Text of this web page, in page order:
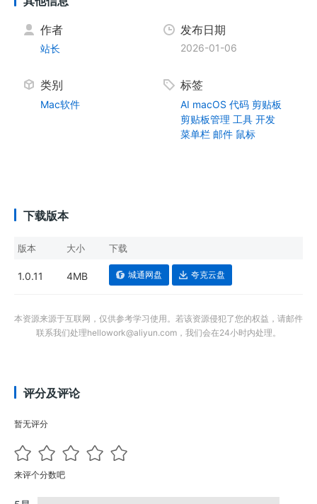
作者
站长
发布日期
2026-01-06
类别
Mac软件
标签
AI macOS 代码 剪贴板
剪贴板管理 工具 开发
菜单栏 邮件 鼠标
下载版本
版本 大小 下载
1.0.11 4MB 城通网盘 夸克云盘
本资源来源于互联网，仅供参考学习使用。若该资源侵犯了您的权益，请邮件
联系我们处理hellowork@aliyun.com，我们会在24小时内处理。
评分及评论
暂无评分
来评个分数吧